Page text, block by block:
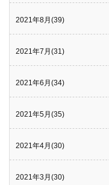
2021年8月(39)
2021年7月(31)
2021年6月(34)
2021年5月(35)
2021年4月(30)
2021年3月(30)